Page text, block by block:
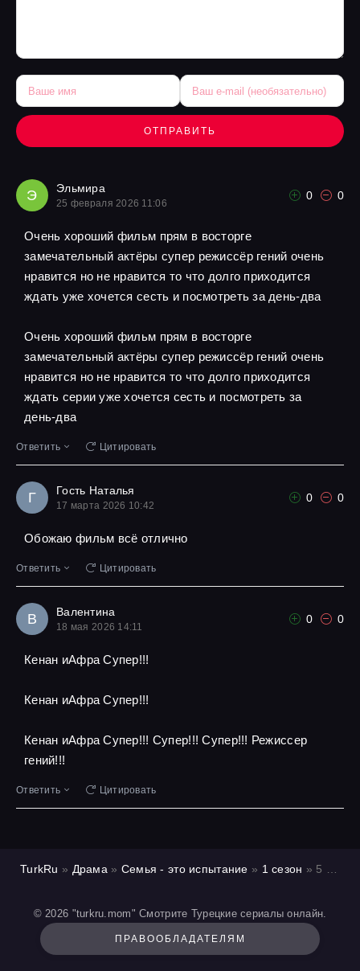
ОТПРАВИТЬ
Э Эльмира
25 февраля 2026 11:06
0 0
Очень хороший фильм прям в восторге
замечательный актёры супер режиссёр гений очень
нравится но не нравится то что долго приходится
ждать уже хочется сесть и посмотреть за день-два
Очень хороший фильм прям в восторге
замечательный актёры супер режиссёр гений очень
нравится но не нравится то что долго приходится
ждать серии уже хочется сесть и посмотреть за
день-два
Ответить Цитировать
Г Гость Наталья
17 марта 2026 10:42
0 0
Обожаю фильм всё отлично
Ответить Цитировать
В Валентина
18 мая 2026 14:11
0 0
Кенан иАфра Супер!!!
Кенан иАфра Супер!!!
Кенан иАфра Супер!!! Супер!!! Супер!!! Режиссер
гений!!!
Ответить Цитировать
TurkRu » Драма » Семья - это испытание » 1 сезон » 5 серия
© 2026 "turkru.mom" Смотрите Турецкие сериалы онлайн.
ПРАВООБЛАДАТЕЛЯМ